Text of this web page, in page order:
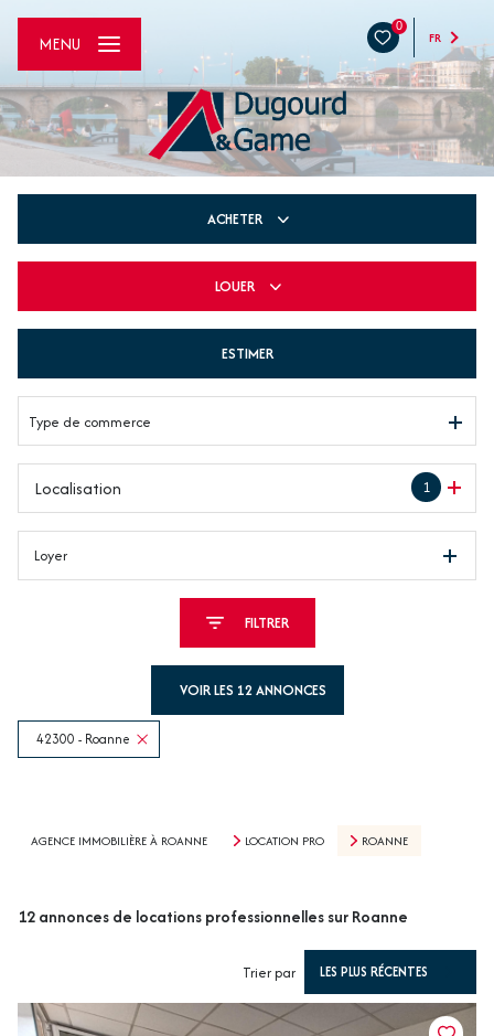
0
FR
MENU
ACHETER
De l'immo pro
LOUER
De l'immo pro
ESTIMER
Type de commerce
1
Localisation
Loyer
FILTRER
VOIR LES 12ANNONCES
42300 - Roanne
AGENCE IMMOBILIÈRE À ROANNE LOCATION PRO ROANNE
12annonces de locations professionnelles sur Roanne
Trier par LES PLUS RÉCENTES